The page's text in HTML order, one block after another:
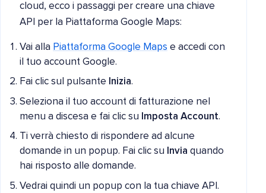
cloud, ecco i passaggi per creare una chiave
API per la Piattaforma Google Maps:
Vai alla Piattaforma Google Maps e accedi con
il tuo account Google.
Fai clic sul pulsante Inizia.
Seleziona il tuo account di fatturazione nel
menu a discesa e fai clic su Imposta Account.
Ti verrà chiesto di rispondere ad alcune
domande in un popup. Fai clic su Invia quando
hai risposto alle domande.
Vedrai quindi un popup con la tua chiave API.